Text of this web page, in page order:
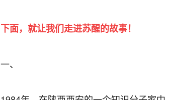
下面，就让我们走进苏醒的故事！
一、